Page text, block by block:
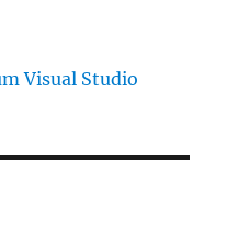
Visual Studio